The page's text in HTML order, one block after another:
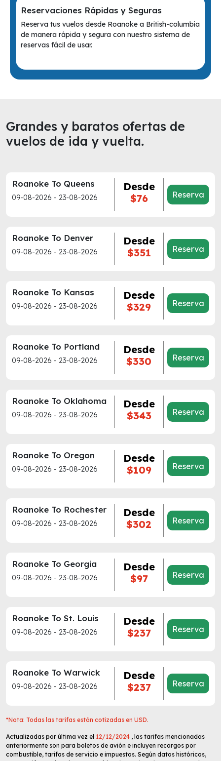
Reservaciones Rápidas y Seguras
Reserva tus vuelos desde Roanoke a British-columbia
de manera rápida y segura con nuestro sistema de
reservas fácil de usar.
Grandes y baratos ofertas de
vuelos de ida y vuelta.
Roanoke To Queens
09-08-2026 - 23-08-2026
Desde
$76
Reserva
Roanoke To Denver
09-08-2026 - 23-08-2026
Desde
$351
Reserva
Roanoke To Kansas
09-08-2026 - 23-08-2026
Desde
$329
Reserva
Roanoke To Portland
09-08-2026 - 23-08-2026
Desde
$330
Reserva
Roanoke To Oklahoma
09-08-2026 - 23-08-2026
Desde
$343
Reserva
Roanoke To Oregon
09-08-2026 - 23-08-2026
Desde
$109
Reserva
Roanoke To Rochester
09-08-2026 - 23-08-2026
Desde
$302
Reserva
Roanoke To Georgia
09-08-2026 - 23-08-2026
Desde
$97
Reserva
Roanoke To St. Louis
09-08-2026 - 23-08-2026
Desde
$237
Reserva
Roanoke To Warwick
09-08-2026 - 23-08-2026
Desde
$237
Reserva
*Nota: Todas las tarifas están cotizadas en USD.
Actualizadas por última vez el 12/12/2024 , las tarifas mencionadas
anteriormente son para boletos de avión e incluyen recargos por
combustible, tarifas de servicio e impuestos. Según datos históricos,